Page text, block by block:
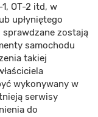
OT-2 itd, w
upłyniętego
zostają
samochodu
takiej
wykonywany w
serwisy
do